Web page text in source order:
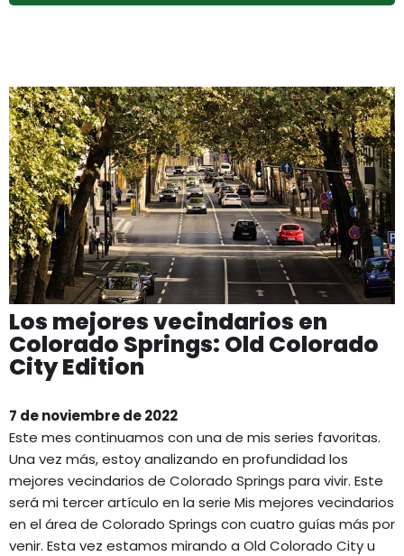
Los mejores vecindarios en
Colorado Springs: Old Colorado
City Edition
7 de noviembre de 2022
Este mes continuamos con una de mis series favoritas.
Una vez más, estoy analizando en profundidad los
mejores vecindarios de Colorado Springs para vivir. Este
será mi tercer artículo en la serie Mis mejores vecindarios
en el área de Colorado Springs con cuatro guías más por
venir. Esta vez estamos mirando a Old Colorado City u